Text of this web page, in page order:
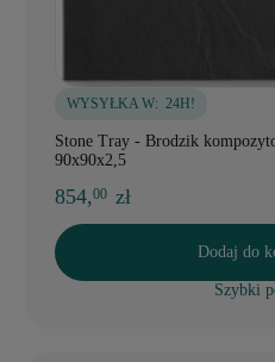
WYSYŁKA W: 24H!
Stone Tray - Brodzik
90x90x2,5
854,00 zł
Dodaj do
Szybki